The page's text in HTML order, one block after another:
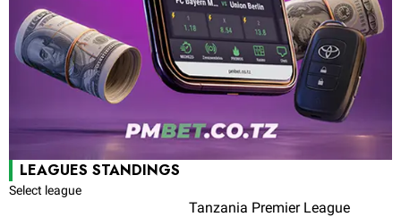
LEAGUES STANDINGS
Select league
Tanzania Premier League